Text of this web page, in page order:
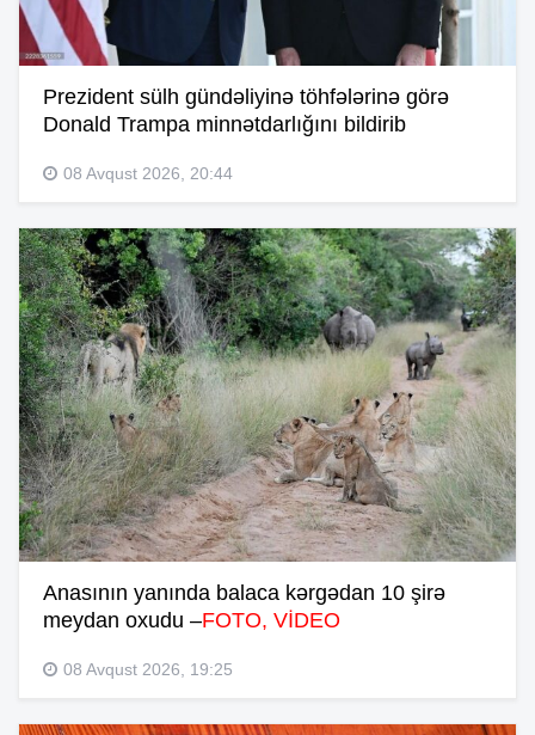
Prezident sülh gündəliyinə töhfələrinə görə
Donald Trampa minnətdarlığını bildirib
08 Avqust 2026, 20:44
Anasının yanında balaca kərgədan 10 şirə
meydan oxudu –FOTO, VİDEO
08 Avqust 2026, 19:25